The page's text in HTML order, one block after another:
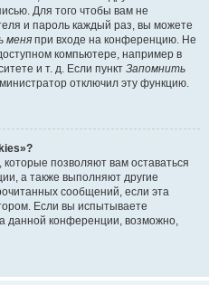
Для того чтобы вам не
и пароль каждый раз, вы можете
меня при входе на конференцию. Не
компьютере, например в
и т. д. Если пункт Запомнить
отключил эту функцию.
позволяют вам оставаться
а также выполняют другие
сообщений, если эта
Если вы испытываете
данной конференции, возможно,